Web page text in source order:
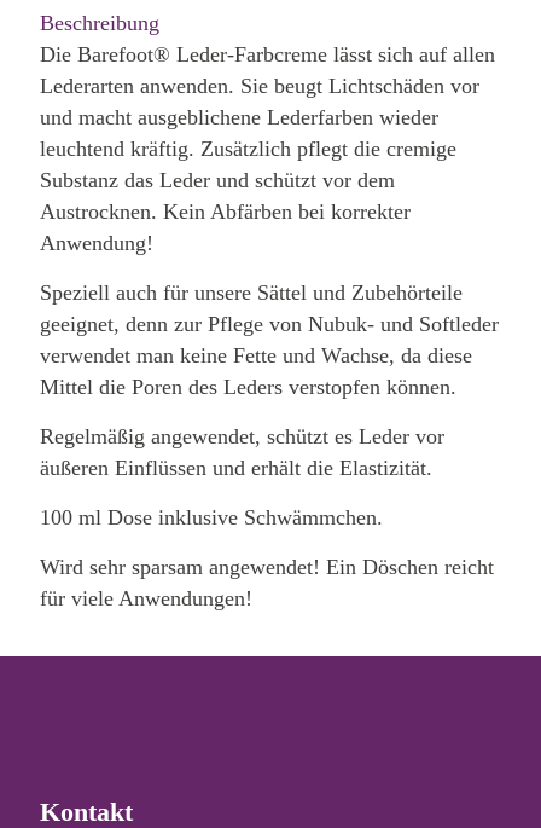
Beschreibung
Die Barefoot® Leder-Farbcreme lässt sich auf allen
Lederarten anwenden. Sie beugt Lichtschäden vor
und macht ausgeblichene Lederfarben wieder
leuchtend kräftig. Zusätzlich pflegt die cremige
Substanz das Leder und schützt vor dem
Austrocknen. Kein Abfärben bei korrekter
Anwendung!
Speziell auch für unsere Sättel und Zubehörteile
geeignet, denn zur Pflege von Nubuk- und Softleder
verwendet man keine Fette und Wachse, da diese
Mittel die Poren des Leders verstopfen können.
Regelmäßig angewendet, schützt es Leder vor
äußeren Einflüssen und erhält die Elastizität.
100 ml Dose inklusive Schwämmchen.
Wird sehr sparsam angewendet! Ein Döschen reicht
für viele Anwendungen!
Kontakt